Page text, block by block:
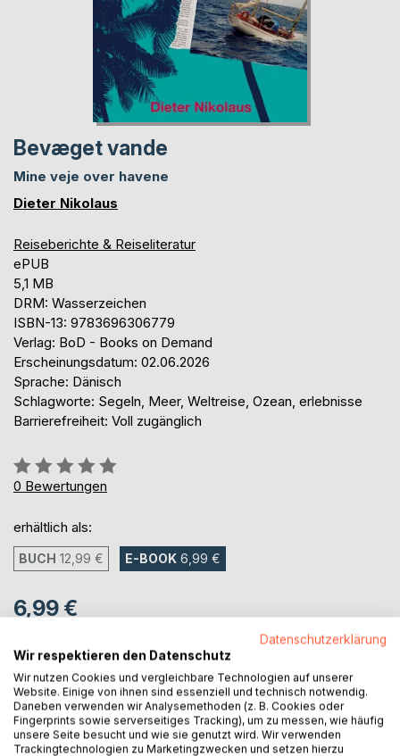
Bevæget vande
Mine veje over havene
Dieter Nikolaus
Reiseberichte & Reiseliteratur
ePUB
5,1 MB
DRM: Wasserzeichen
ISBN-13: 9783696306779
Verlag: BoD - Books on Demand
Erscheinungsdatum: 02.06.2026
Sprache: Dänisch
Schlagworte: Segeln, Meer, Weltreise, Ozean, erlebnisse
Barrierefreiheit: Voll zugänglich
Bewertung::
0%
0 Bewertungen
erhältlich als:
BUCH 12,99 € E-BOOK 6,99 €
6,99 €
sofort verfügbar als Download
IN DEN WARENKORB
Datenschutzerklärung
Wir respektieren den Datenschutz
Wir nutzen Cookies und vergleichbare Technologien auf unserer
Website. Einige von ihnen sind essenziell und technisch notwendig.
Daneben verwenden wir Analysemethoden (z. B. Cookies oder
Fingerprints sowie serverseitiges Tracking), um zu messen, wie häufig
unsere Seite besucht und wie sie genutzt wird. Wir verwenden
Trackingtechnologien zu Marketingzwecken und setzen hierzu